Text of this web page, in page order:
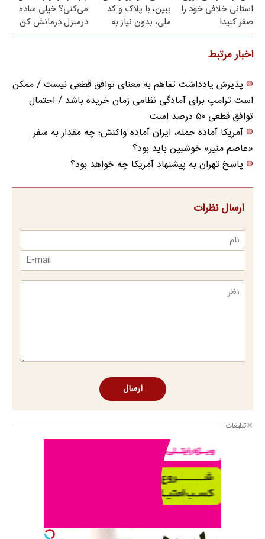
استانی خلافی خود را
صفر کنید!
ببین، با پلاک و کد
ملی، بدون نیاز به
مراجعه حضوری
می‌کنی؟ خیلی ساده
درمنزل درمانش کن
اخبار مرتبط
پذیرش یادداشت تفاهم به معنای توافق قطعی نیست / ممکن
است ترامپ برای آمادگی نظامی زمان خریده باشد / احتمال
توافق قطعی ۵۰ درصد است
آمریکا آماده حمله، ایران آماده واکنش؛ چه مقدار به سفر
«عاصم منیر» خوشبین باید بود؟
پاسخ تهران به پیشنهاد آمریکا چه خواهد بود؟
ارسال نظرات
ارسال
تبلیغات